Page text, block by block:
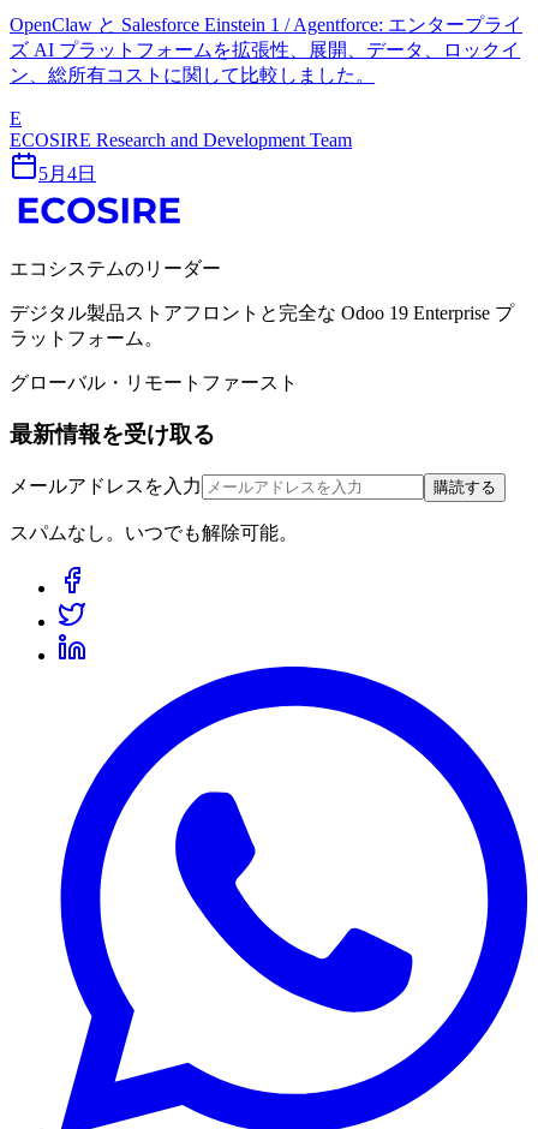
OpenClaw と Salesforce Einstein 1 / Agentforce: エンタープライ
ズ AI プラットフォームを拡張性、展開、データ、ロックイ
ン、総所有コストに関して比較しました。
E
ECOSIRE Research and Development Team
5月4日
エコシステムのリーダー
デジタル製品ストアフロントと完全な Odoo 19 Enterprise プ
ラットフォーム。
グローバル・リモートファースト
最新情報を受け取る
メールアドレスを入力 購読する
スパムなし。いつでも解除可能。